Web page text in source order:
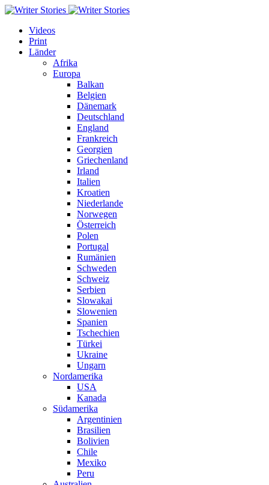
Videos
Print
Länder
Afrika
Europa
Balkan
Belgien
Dänemark
Deutschland
England
Frankreich
Georgien
Griechenland
Irland
Italien
Kroatien
Niederlande
Norwegen
Österreich
Polen
Portugal
Rumänien
Schweden
Schweiz
Serbien
Slowakai
Slowenien
Spanien
Tschechien
Türkei
Ukraine
Ungarn
Nordamerika
USA
Kanada
Südamerika
Argentinien
Brasilien
Bolivien
Chile
Mexiko
Peru